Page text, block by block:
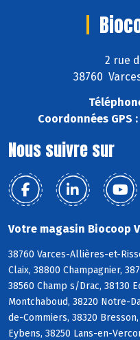
2 rue
38760
Coordonnées GPS :
Nous suivre sur
Votre magasin Biocoop
38760 Varces-Allières-et-
Claix, 38800 Champagnier,
38560 Champ s/Drac, 38130
Montchaboud, 38220 Notre-
de-Commiers, 38320
Eybens, 38250 Lans-en-